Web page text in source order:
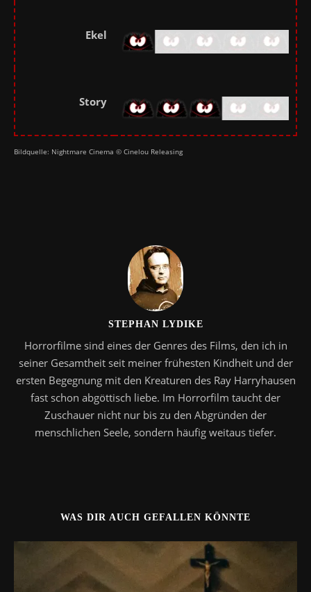
Ekel
Story
Bildquelle: Nightmare Cinema © Cinelou Releasing
STEPHAN LYDIKE
Horrorfilme sind eines der Genres des Films, den ich in
seiner Gesamtheit seit meiner frühesten Kindheit und der
ersten Begegnung mit den Kreaturen des Ray Harryhausen
fast schon abgöttisch liebe. Im Horrorfilm taucht der
Zuschauer nicht nur bis zu den Abgründen der
menschlichen Seele, sondern häufig weitaus tiefer.
WAS DIR AUCH GEFALLEN KÖNNTE